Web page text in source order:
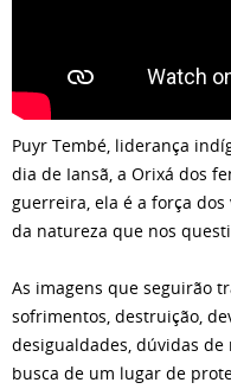
Puyr Tembé, liderança
dia de Iansã, a Orixá dos
guerreira, ela é a força
da natureza que nos
As imagens que seguirão
sofrimentos, destruição,
desigualdades, dúvidas
busca de um lugar de